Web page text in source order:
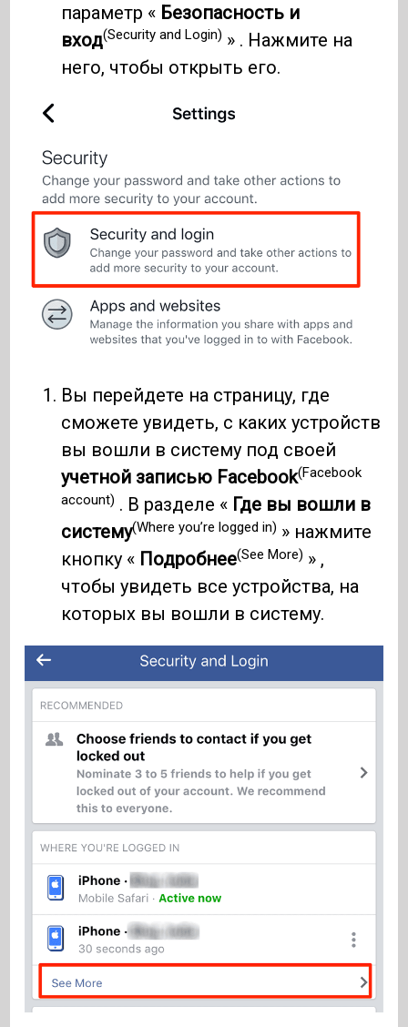
параметр « Безопасность и
вход(Security and Login) » . Нажмите на
него, чтобы открыть его.
Вы перейдете на страницу, где
сможете увидеть, с каких устройств
вы вошли в систему под своей
учетной записью Facebook(Facebook
account) . В разделе « Где вы вошли в
систему(Where you’re logged in) » ​​нажмите
кнопку « Подробнее(See More) » ,
чтобы увидеть все устройства, на
которых вы вошли в систему.